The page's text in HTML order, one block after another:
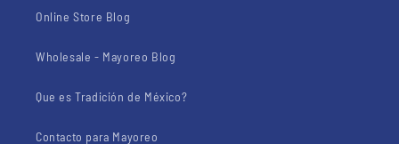
Online Store Blog
Wholesale - Mayoreo Blog
Que es Tradición de México?
Contacto para Mayoreo